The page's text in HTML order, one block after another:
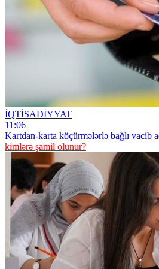
İQTİSADİYYAT
11:06
Kartdan-karta köçürmələrlə bağlı vacib
kimlərə şamil olunur?